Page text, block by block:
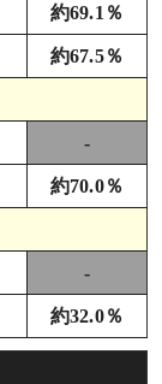
約69.1％
約67.5％
-
約70.0％
-
約32.0％